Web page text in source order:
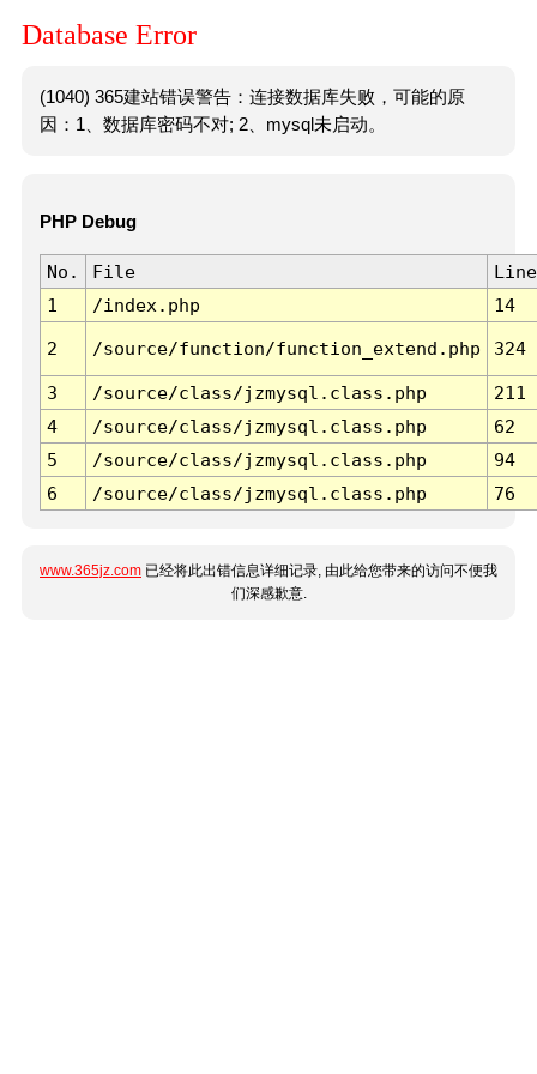
Database Error
(1040) 365建站错误警告：连接数据库失败，可能的原
因：1、数据库密码不对; 2、mysql未启动。
PHP Debug
No. File
Line
1
/index.php 14
2 /source/function/function_extend.php 324
3 /source/class/jzmysql.class.php
211
4
/source/class/jzmysql.class.php
62
5
/source/class/jzmysql.class.php
94
6
/source/class/jzmysql.class.php 76
www.365jz.com 已经将此出错信息详细记录, 由此给您带来的访问不便我
们深感歉意.